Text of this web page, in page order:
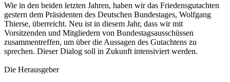
Wie in den beiden letzten Jahren, haben wir das Friedensgutachten
gestern dem Präsidenten des Deutschen Bundestages, Wolfgang
Thierse, überreicht. Neu ist in diesem Jahr, dass wir mit
Vorsitzenden und Mitgliedern von Bundestagsausschüssen
zusammentreffen, um über die Aussagen des Gutachtens zu
sprechen. Dieser Dialog soll in Zukunft intensiviert werden.
Die Herausgeber